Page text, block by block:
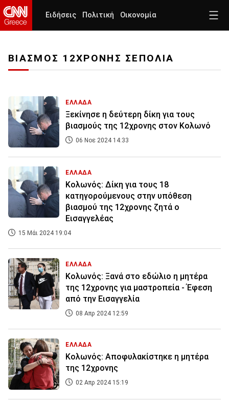
Ειδήσεις Πολιτική Οικονομία
ΒΙΑΣΜΟΣ 12ΧΡΟΝΗΣ ΣΕΠΟΛΙΑ
ΕΛΛΑΔΑ
Ξεκίνησε η δεύτερη δίκη για τους
βιασμούς της 12χρονης στον Κολωνό
06 Νοε 2024 14:33
ΕΛΛΑΔΑ
Κολωνός: Δίκη για τους 18
κατηγορούμενους στην υπόθεση
βιασμού της 12χρονης ζητά ο
Εισαγγελέας
15 Μάι 2024 19:04
ΕΛΛΑΔΑ
Koλωνός: Ξανά στο εδώλιο η μητέρα
της 12χρονης για μαστροπεία - Έφεση
από την Εισαγγελία
08 Απρ 2024 12:59
ΕΛΛΑΔΑ
Κολωνός: Αποφυλακίστηκε η μητέρα
της 12χρονης
02 Απρ 2024 15:19